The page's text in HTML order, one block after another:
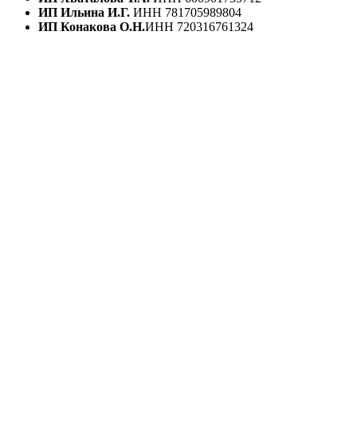
ИП Ильина И.Г. ИНН 781705989804
ИП Конакова О.Н.ИНН 720316761324